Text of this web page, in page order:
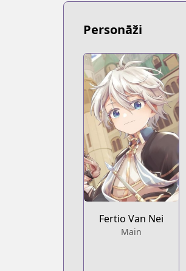
https://
novelUpdates
Book☆Walker
Book☆Walker
https://
Official English
Official English
https://
Personāži
Fertio Van Nei
Main